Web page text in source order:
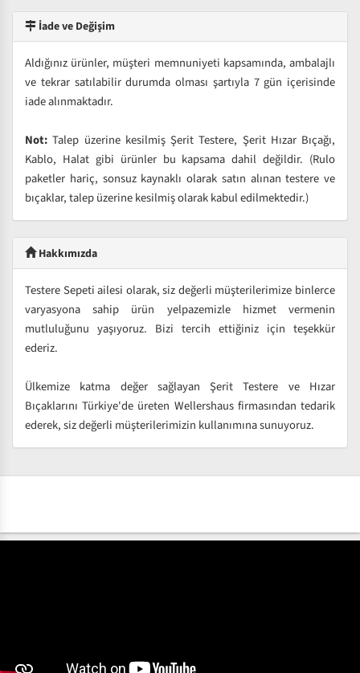
İade ve Değişim
Aldığınız ürünler, müşteri memnuniyeti kapsamında, ambalajlı
ve tekrar satılabilir durumda olması şartıyla 7 gün içerisinde
iade alınmaktadır.
Not: Talep üzerine kesilmiş Şerit Testere, Şerit Hızar Bıçağı,
Kablo, Halat gibi ürünler bu kapsama dahil değildir. (Rulo
paketler hariç, sonsuz kaynaklı olarak satın alınan testere ve
bıçaklar, talep üzerine kesilmiş olarak kabul edilmektedir.)
Hakkımızda
Testere Sepeti ailesi olarak, siz değerli müşterilerimize binlerce
varyasyona sahip ürün yelpazemizle hizmet vermenin
mutluluğunu yaşıyoruz. Bizi tercih ettiğiniz için teşekkür
ederiz.
Ülkemize katma değer sağlayan Şerit Testere ve Hızar
Bıçaklarını Türkiye'de üreten Wellershaus firmasından tedarik
ederek, siz değerli müşterilerimizin kullanımına sunuyoruz.